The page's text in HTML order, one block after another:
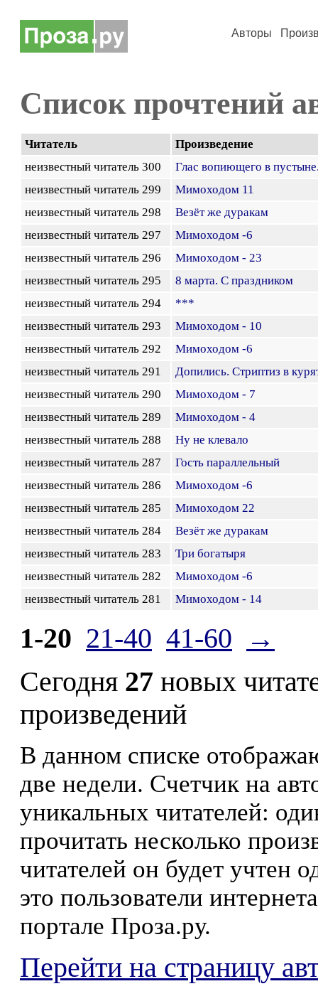
Авторы
Список прочтений
Читатель
Произведение
неизвестный читатель 300
Глас вопиющего в
неизвестный читатель 299
Мимоходом 11
неизвестный читатель 298
Везёт же дуракам
неизвестный читатель 297
Мимоходом -6
неизвестный читатель 296
Мимоходом - 23
неизвестный читатель 295
8 марта. С праздником
неизвестный читатель 294
***
неизвестный читатель 293
Мимоходом - 10
неизвестный читатель 292
Мимоходом -6
неизвестный читатель 291
Допились. Стриптиз в
неизвестный читатель 290
Мимоходом - 7
неизвестный читатель 289
Мимоходом - 4
неизвестный читатель 288
Ну не клевало
неизвестный читатель 287
Гость параллельный
неизвестный читатель 286
Мимоходом -6
неизвестный читатель 285
Мимоходом 22
неизвестный читатель 284
Везёт же дуракам
неизвестный читатель 283
Три богатыря
неизвестный читатель 282
Мимоходом -6
неизвестный читатель 281
Мимоходом - 14
1-20 21-40 41-60
→
Сегодня 27 новых
произведений
В данном списке
две недели. Счетчик на
уникальных читателей:
прочитать несколько
читателей он будет учтен
это пользователи
портале Проза.ру.
Перейти на страницу